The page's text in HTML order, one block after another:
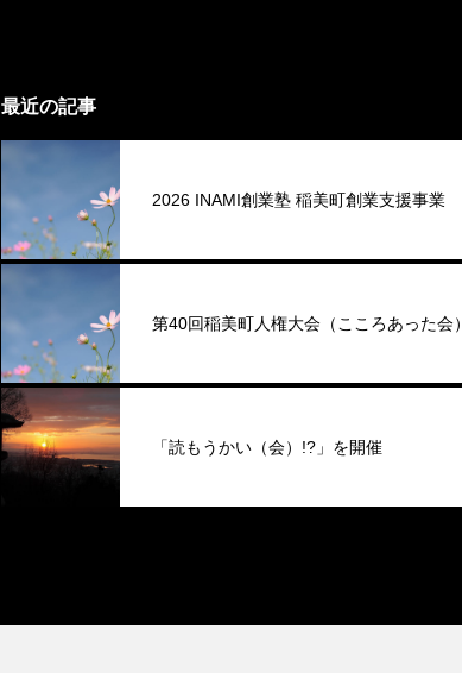
最近の記事
2026 INAMI創業塾 稲美町創業支援事業
第40回稲美町人権大会（こころあった会）
「読もうかい（会）!?」を開催